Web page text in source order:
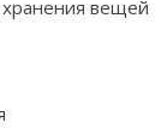
хранения вещей